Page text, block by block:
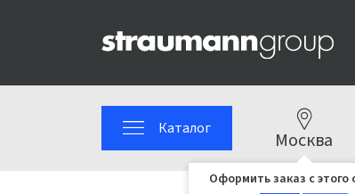
Каталог Москва
Оформить заказ с этого